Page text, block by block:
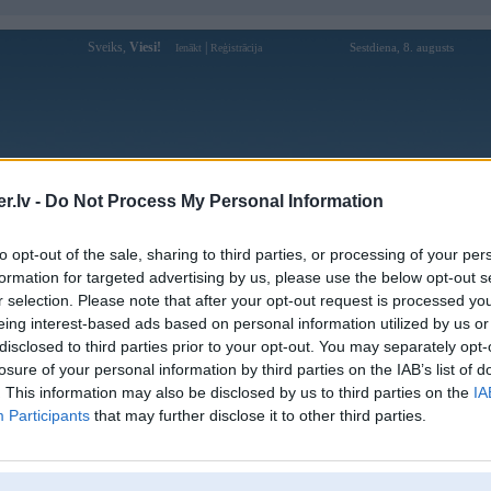
- Do Not Process My Personal Information
opt-out of the sale, sharing to third parties, or processing of your
for targeted advertising by us, please use the below opt-out
selection. Please note that after your opt-out request is processed
interest-based ads based on personal information utilized by us
to third parties prior to your opt-out. You may separately
of your personal information by third parties on the IAB’s list of
This information may also be disclosed by us to third parties on the
Participants that may further disclose it to other third parties.
Sveiks, Viesi! Ienākt Reģistrācija Sestdiena, 8. augusts
Forums Galerijas Reģistrācija Lietotāji
Lietotāja 188vhealth profils
Lietotājvārds:
188vhealth
Ziņojumi forumā:
0
Pēdējie ziņojumi forumā